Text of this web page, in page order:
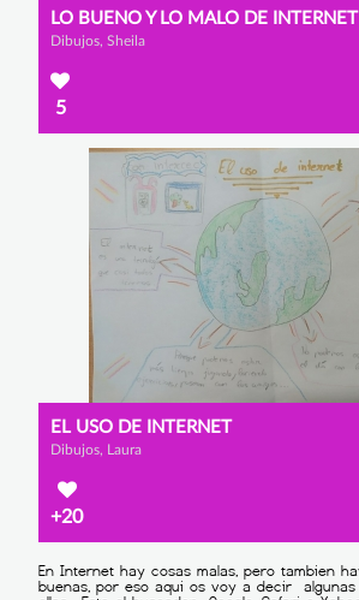
LO BUENO Y LO MALO DE INTERNET
Dibujos, Sheila
5
EL USO DE INTERNET
Dibujos, Laura
+20